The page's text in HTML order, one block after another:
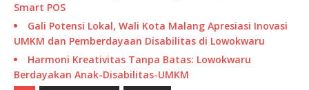
Smart POS
Gali Potensi Lokal, Wali Kota Malang Apresiasi Inovasi
UMKM dan Pemberdayaan Disabilitas di Lowokwaru
Harmoni Kreativitas Tanpa Batas: Lowokwaru
Berdayakan Anak-Disabilitas-UMKM